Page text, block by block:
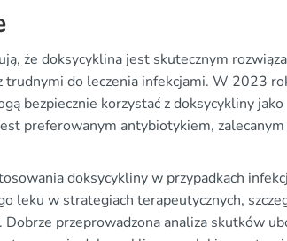
że doksycyklina jest skutecznym
trudnymi do leczenia infekcjami. W 2023
bezpiecznie korzystać z doksycykliny jako
preferowanym antybiotykiem,
doksycykliny w przypadkach
leku w strategiach terapeutycznych,
przeprowadzona analiza skutków